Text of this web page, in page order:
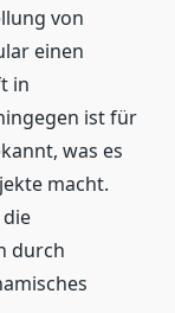
von
einen
in
ist für
was es
macht.
durch